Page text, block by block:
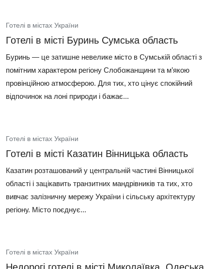
Готелі в містах України
Готелі в місті Буринь Сумська область
Буринь — це затишне невелике місто в Сумській області з
помітним характером регіону Слобожанщини та м’якою
провінційною атмосферою. Для тих, хто цінує спокійний
відпочинок на лоні природи і бажає...
Готелі в містах України
Готелі в місті Казатин Вінницька область
Казатин розташований у центральній частині Вінницької
області і зацікавить транзитних мандрівників та тих, хто
вивчає залізничну мережу України і сільську архітектуру
регіону. Місто поєднує...
Готелі в містах України